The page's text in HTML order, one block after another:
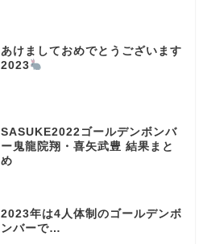
あけましておめでとうございます
2023
SASUKE2022ゴールデンボンバ
ー鬼龍院翔・喜矢武豊 結果まと
め
2023年は4人体制のゴールデンボ
ンバーで…